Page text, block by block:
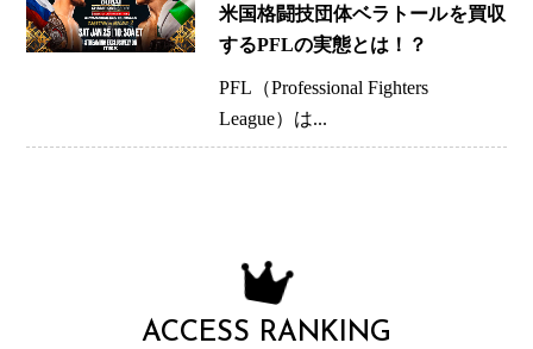
米国格闘技団体ベラトールを買収
するPFLの実態とは！？
PFL（Professional Fighters
League）は...
ACCESS RANKING